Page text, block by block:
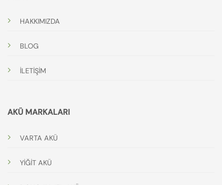
HAKKIMIZDA
BLOG
İLETİŞİM
AKÜ MARKALARI
VARTA AKÜ
YİĞİT AKÜ